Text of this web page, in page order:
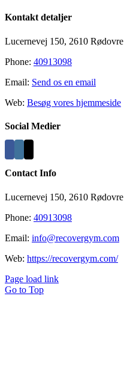
Kontakt detaljer
Lucernevej 150, 2610 Rødovre
Phone: 40913098
Email: Send os en email
Web: Besøg vores hjemmeside
Social Medier
Contact Info
Lucernevej 150, 2610 Rødovre
Phone: 40913098
Email: info@recovergym.com
Web: https://recovergym.com/
Page load link
Go to Top